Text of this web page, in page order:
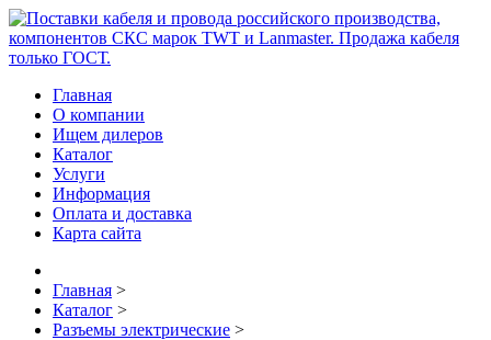
Главная
О компании
Ищем дилеров
Каталог
Услуги
Информация
Оплата и доставка
Карта сайта
Главная >
Каталог >
Разъемы электрические >